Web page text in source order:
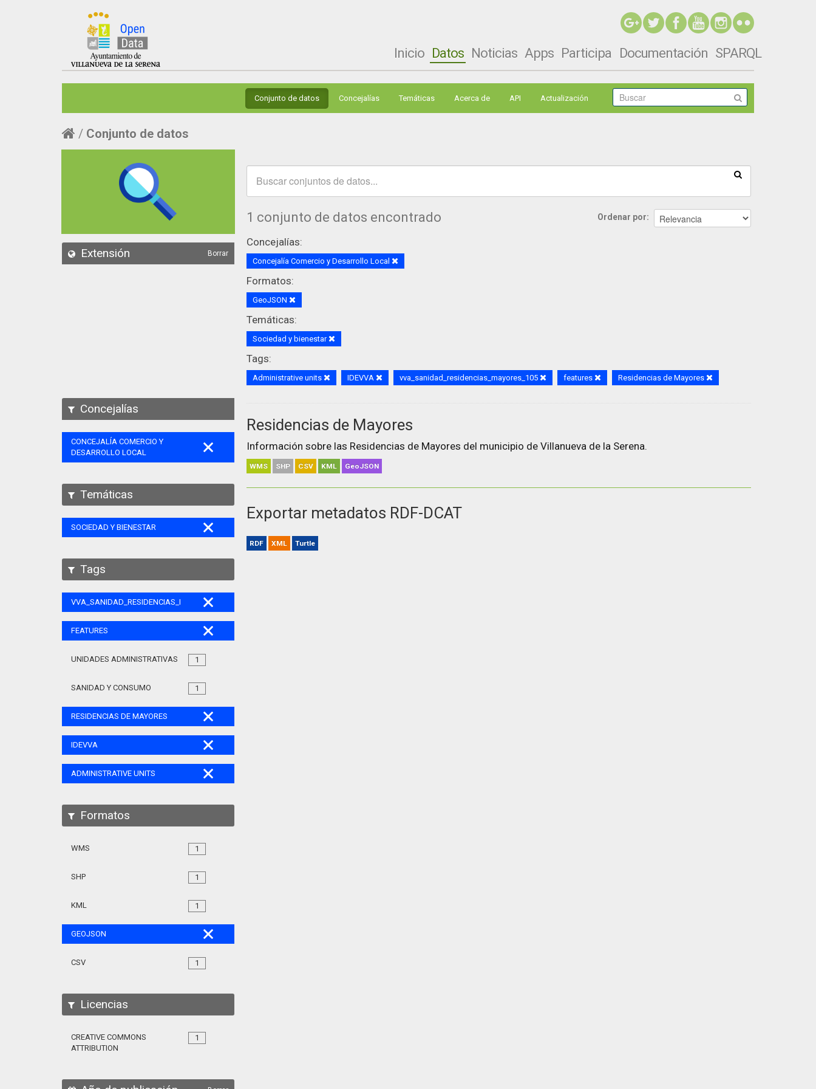
Inicio Datos Noticias Apps Participa Documentación SPARQL
Conjunto de datos Concejalías Temáticas Acerca de API Actualización
Conjunto de datos
Extensión Borrar
Concejalías
CONCEJALÍA COMERCIO Y
DESARROLLO LOCAL
Temáticas
SOCIEDAD Y BIENESTAR
Tags
VVA_SANIDAD_RESIDENCIAS_MAYORES_105
FEATURES
1
UNIDADES ADMINISTRATIVAS
1
SANIDAD Y CONSUMO
RESIDENCIAS DE MAYORES
IDEVVA
ADMINISTRATIVE UNITS
Formatos
1
WMS
1
SHP
1
KML
GEOJSON
1
CSV
Licencias
1
CREATIVE COMMONS
ATTRIBUTION
Ordenar por
1 conjunto de datos encontrado
Concejalías:
Concejalía Comercio y Desarrollo Local
Formatos:
GeoJSON
Temáticas:
Sociedad y bienestar
Tags:
Administrative units IDEVVA vva_sanidad_residencias_mayores_105 features Residencias de Mayores
Residencias de Mayores
Información sobre las Residencias de Mayores del municipio de Villanueva de la Serena.
WMS SHP CSV KML GeoJSON
Exportar metadatos RDF-DCAT
RDF XML Turtle